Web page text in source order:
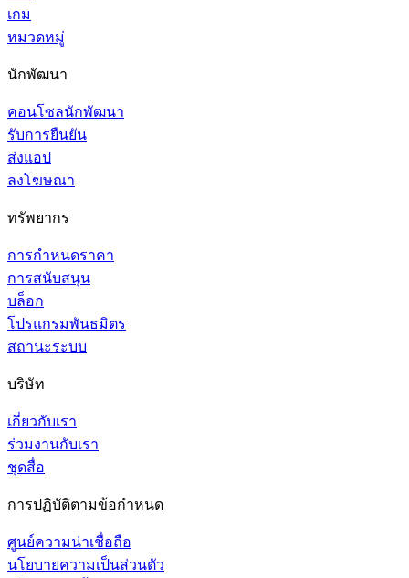
เกม
หมวดหมู่
นักพัฒนา
คอนโซลนักพัฒนา
รับการยืนยัน
ส่งแอป
ลงโฆษณา
ทรัพยากร
การกำหนดราคา
การสนับสนุน
บล็อก
โปรแกรมพันธมิตร
สถานะระบบ
บริษัท
เกี่ยวกับเรา
ร่วมงานกับเรา
ชุดสื่อ
การปฏิบัติตามข้อกำหนด
ศูนย์ความน่าเชื่อถือ
นโยบายความเป็นส่วนตัว